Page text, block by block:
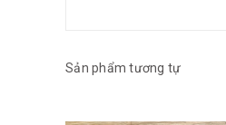
Sản phẩm tương tự